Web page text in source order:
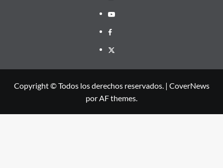
Youtube
Facebook
X
Copyright © Todos los derechos reservados. | CoverNews
por AF themes.